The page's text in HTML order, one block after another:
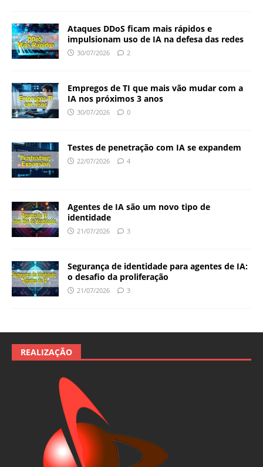
Ataques DDoS ficam mais rápidos e
impulsionam uso de IA na defesa das redes
30/07/2026 2
Empregos de TI que mais vão mudar com a
IA nos próximos 3 anos
30/07/2026 0
Testes de penetração com IA se expandem
22/07/2026 4
Agentes de IA são um novo tipo de
identidade
21/07/2026 3
Segurança de identidade para agentes de IA:
o desafio da proliferação
21/07/2026 3
REALIZAÇÃO